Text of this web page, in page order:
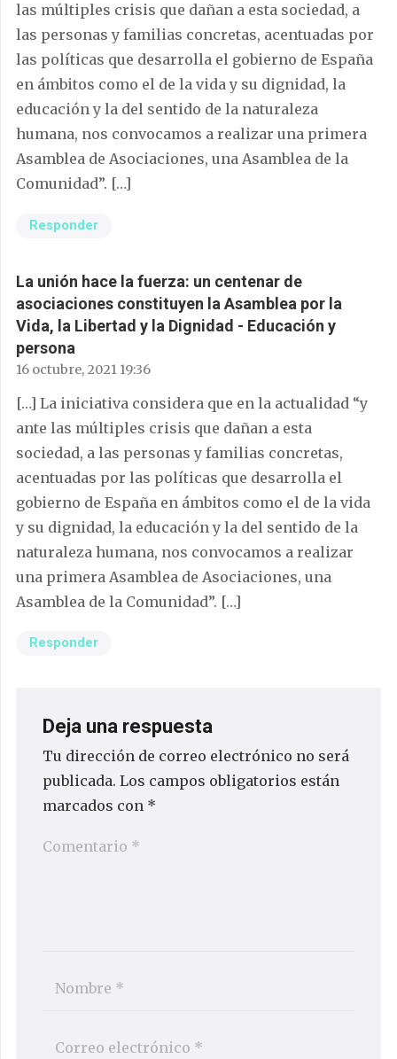
las múltiples crisis que dañan a esta sociedad, a
las personas y familias concretas, acentuadas por
las políticas que desarrolla el gobierno de España
en ámbitos como el de la vida y su dignidad, la
educación y la del sentido de la naturaleza
humana, nos convocamos a realizar una primera
Asamblea de Asociaciones, una Asamblea de la
Comunidad”. […]
Responder
La unión hace la fuerza: un centenar de
asociaciones constituyen la Asamblea por la
Vida, la Libertad y la Dignidad - Educación y
persona
16 octubre, 2021 19:36
[…] La iniciativa considera que en la actualidad “y
ante las múltiples crisis que dañan a esta
sociedad, a las personas y familias concretas,
acentuadas por las políticas que desarrolla el
gobierno de España en ámbitos como el de la vida
y su dignidad, la educación y la del sentido de la
naturaleza humana, nos convocamos a realizar
una primera Asamblea de Asociaciones, una
Asamblea de la Comunidad”. […]
Responder
Deja una respuesta
Tu dirección de correo electrónico no será
publicada. Los campos obligatorios están
marcados con *